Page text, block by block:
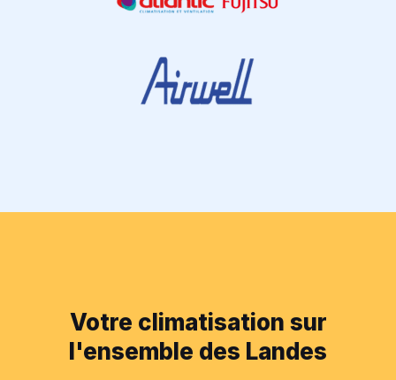
Votre climatisation sur
l'ensemble des Landes